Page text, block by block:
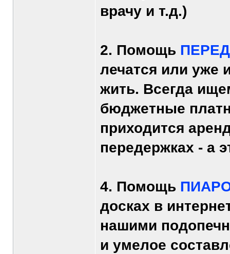
врачу и т.д.)
2. Помощь
лечатся или уже
жить. Всегда
бюджетные
приходится
передержках - а
4. Помощь
досках в
нашими
и умелое